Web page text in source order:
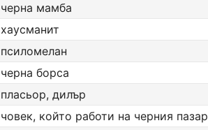
черна мамба
хаусманит
псиломелан
черна борса
пласьор, дилър
човек, който работи на черния пазар